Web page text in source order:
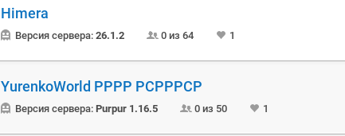
Himera
Версия сервера: 26.1.2 0 из 64 1
YurenkoWorld РРРР РСРРРСР
Версия сервера: Purpur 1.16.5 0 из 50 1